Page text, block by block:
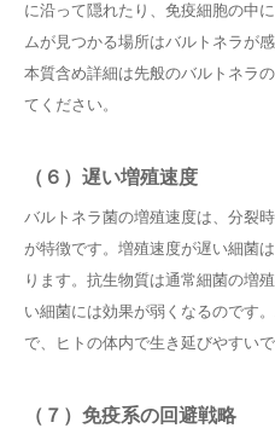
に沿って隠れたり、免疫細胞の中
ムが見つかる場所はバルトネラが
本質含め詳細は先般のバルトネラ
てください。
（６） 遅い増殖速度
バルトネラ菌の増殖速度は、分裂
が特徴です。増殖速度が遅い細菌
ります。抗生物質は通常細菌の増
い細菌には効果が弱くなるのです
で、ヒトの体内で生き延びやすいで
（７） 免疫系の回避戦略